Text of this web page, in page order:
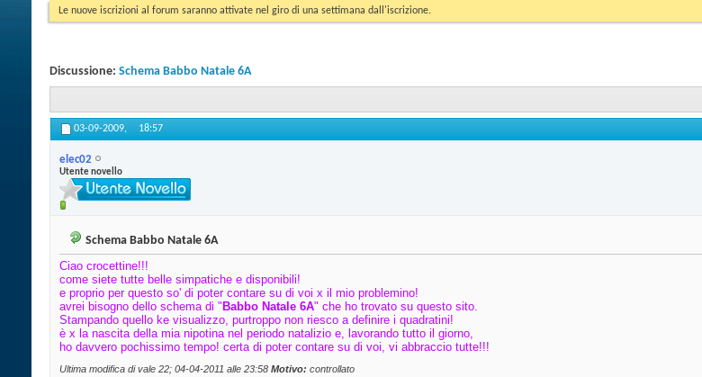
Le nuove iscrizioni al forum saranno attivate nel giro di una settimana dall'iscrizione.
Discussione: Schema Babbo Natale 6A
03-09-2009, 18:57
elec02
Utente novello
Schema Babbo Natale 6A
Ciao crocettine!!!
come siete tutte belle simpatiche e disponibili!
e proprio per questo so' di poter contare su di voi x il mio problemino!
avrei bisogno dello schema di " Babbo Natale 6A" che ho trovato su questo sito.
Stampando quello ke visualizzo, purtroppo non riesco a definire i quadratini!
è x la nascita della mia nipotina nel periodo natalizio e, lavorando tutto il giorno,
ho davvero pochissimo tempo! certa di poter contare su di voi, vi abbraccio tutte!!!
Ultima modifica di vale 22; 04-04-2011 alle 23:58 Motivo: controllato